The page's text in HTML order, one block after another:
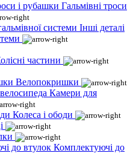
Гальмівні троси
Інші деталі
частини
Велопокришки
Камери для
Колеса і ободи
Комплектуючі до